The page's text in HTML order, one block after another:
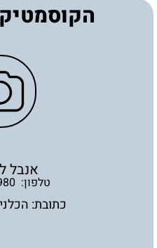
אנבל
טלפון:
כתובת: הכלניות 123,